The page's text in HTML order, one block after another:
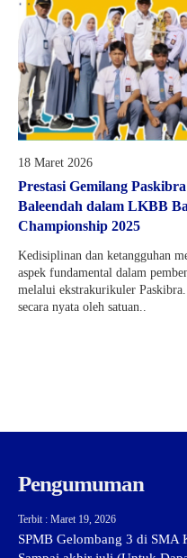
18 Maret 2026
Prestasi Gemilang
Baleendah dalam LKBB
Championship 2025
Kedisiplinan dan ketangguhan
aspek fundamental dalam
melalui ekstrakurikuler
secara nyata oleh satuan..
Pengumuman
Terbit : Maret 19, 2026
SPMB Gelombang 3 di SMA